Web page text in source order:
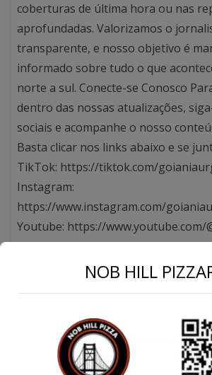
coberturas de última hora ou nas
aprofundadas. Valorizamos o
transparente, e nosso objetivo é
informado sobre tudo o que
norte a sul. Conecte-se Conosco
dentro das nossas atualizações,
sociais e acompanhe o nosso
Basta clicar nos links abaixo e se
TikTok: https://tiktok.com/
Instagram:
https://www.instagram.com/
Youtube: https://www.youtube.com/
NOB HILL